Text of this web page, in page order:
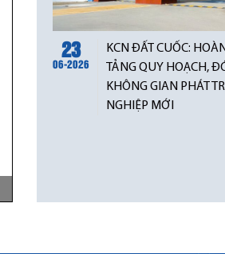
23
06-2026
KCN ĐẤT CUỐC:
TẢNG QUY HOẠCH,
KHÔNG GIAN PHÁT
NGHIỆP MỚI